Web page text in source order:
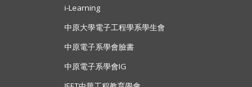
i-Learning
中原大學電子工程學系學生會
中原電子系學會臉書
中原電子系學會IG